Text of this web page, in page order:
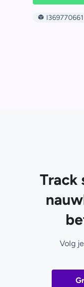
I369770661
Track
Volg